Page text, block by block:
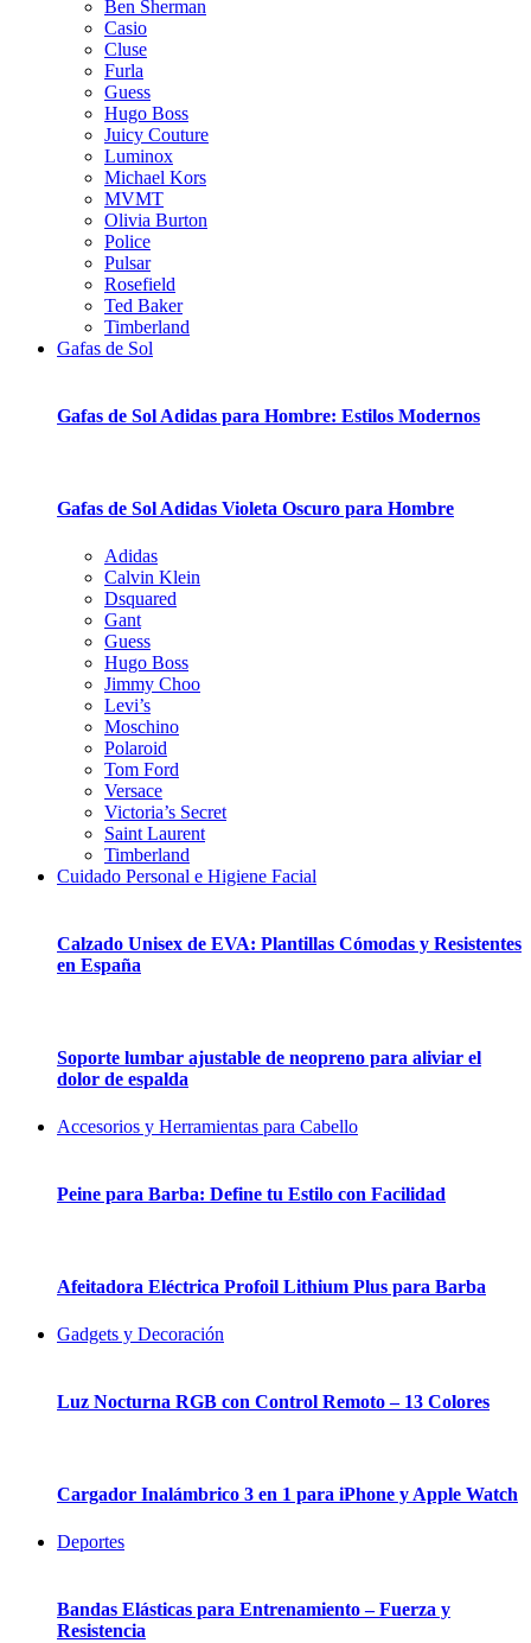
Ben Sherman
Casio
Cluse
Furla
Guess
Hugo Boss
Juicy Couture
Luminox
Michael Kors
MVMT
Olivia Burton
Police
Pulsar
Rosefield
Ted Baker
Timberland
Gafas de Sol
Gafas de Sol Adidas para Hombre: Estilos Modernos
Gafas de Sol Adidas Violeta Oscuro para Hombre
Adidas
Calvin Klein
Dsquared
Gant
Guess
Hugo Boss
Jimmy Choo
Levi’s
Moschino
Polaroid
Tom Ford
Versace
Victoria’s Secret
Saint Laurent
Timberland
Cuidado Personal e Higiene Facial
Calzado Unisex de EVA: Plantillas Cómodas y Resistentes
en España
Soporte lumbar ajustable de neopreno para aliviar el
dolor de espalda
Accesorios y Herramientas para Cabello
Peine para Barba: Define tu Estilo con Facilidad
Afeitadora Eléctrica Profoil Lithium Plus para Barba
Gadgets y Decoración
Luz Nocturna RGB con Control Remoto – 13 Colores
Cargador Inalámbrico 3 en 1 para iPhone y Apple Watch
Deportes
Bandas Elásticas para Entrenamiento – Fuerza y
Resistencia